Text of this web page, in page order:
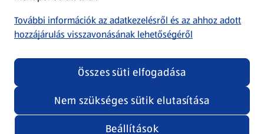
Töltsd le az ALDI Magyarország applikációt!
Adatvédelem és szabályzat
Cookie beállítások módosítása
Felhasználási feltételek
Adatvédelem / Impresszum
Security policy
(új oldalon nyílik meg)
További információk az adatkezelésről és az ahhoz adott
hozzájárulás visszavonásának lehetőségéről
Beállítások
Nem szükséges sütik elutasítása
Összes süti elfogadása